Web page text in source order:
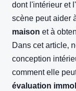
dont l'intérieur et
scène peut aider
maison et à
Dans cet article,
conception
comment elle
évaluation